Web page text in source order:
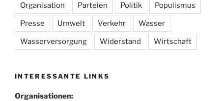
Organisation Parteien Politik Populismus
Presse Umwelt Verkehr Wasser
Wasserversorgung Widerstand Wirtschaft
INTERESSANTE LINKS
Organisationen: